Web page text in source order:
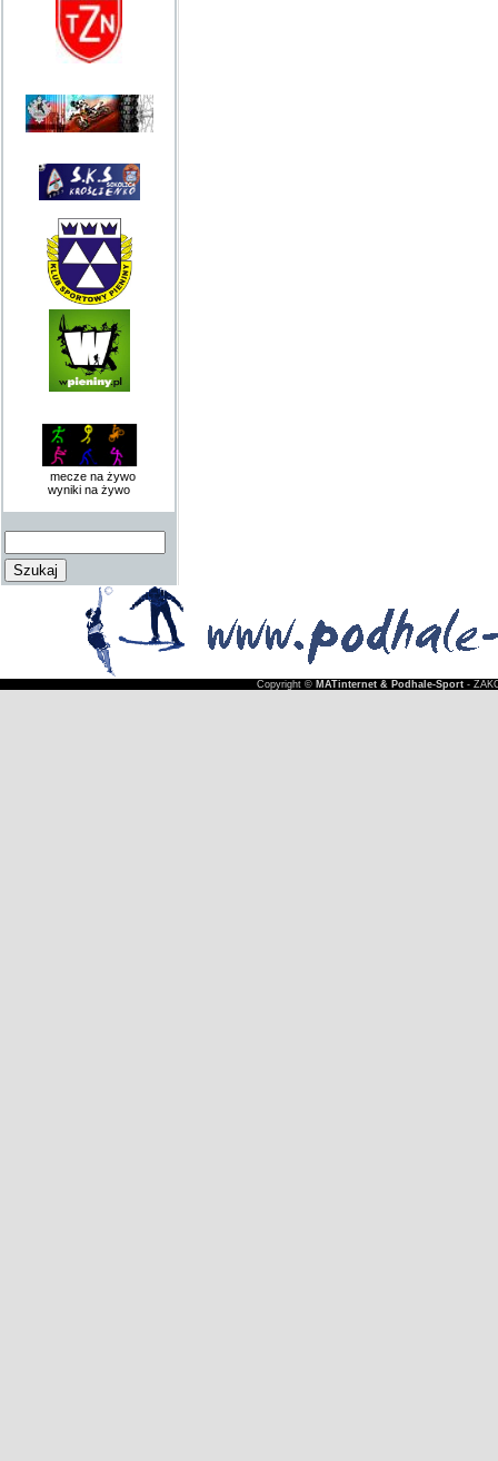
mecze na żywo
wyniki na żywo
Copyright © MATinternet & Podhale-Sport-